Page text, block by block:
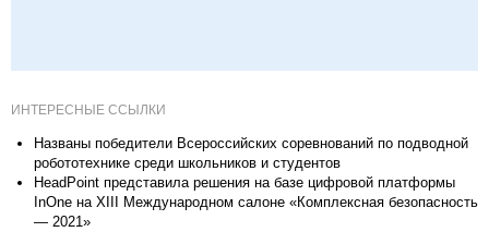
ИНТЕРЕСНЫЕ ССЫЛКИ
Названы победители Всероссийских соревнований по подводной
робототехнике среди школьников и студентов
HeadPoint представила решения на базе цифровой платформы
InOne на XIII Международном салоне «Комплексная безопасность
— 2021»